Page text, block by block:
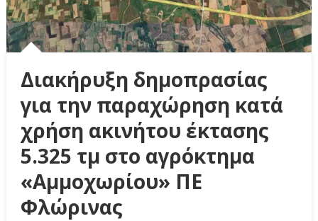
Διακήρυξη δημοπρασίας
για την παραχώρηση κατά
χρήση ακινήτου έκτασης
5.325 τμ στο αγρόκτημα
«Αμμοχωρίου» ΠΕ
Φλώρινας